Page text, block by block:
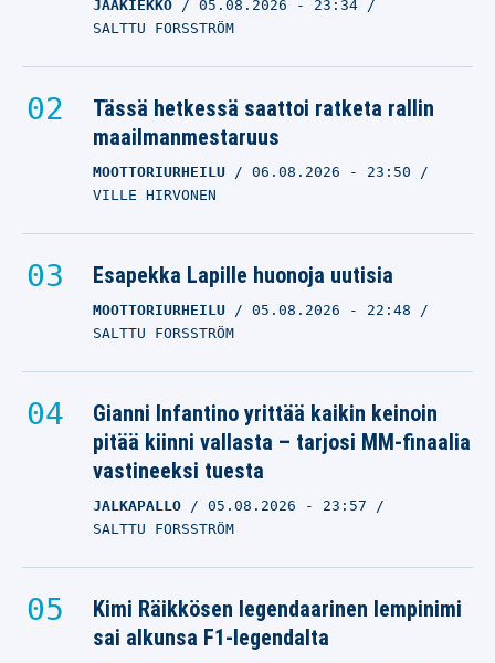
JÄÄKIEKKO 05.08.2026 - 23:34
SALTTU FORSSTRÖM
Tässä hetkessä saattoi ratketa rallin
maailmanmestaruus
MOOTTORIURHEILU 06.08.2026 - 23:50
VILLE HIRVONEN
Esapekka Lapille huonoja uutisia
MOOTTORIURHEILU 05.08.2026 - 22:48
SALTTU FORSSTRÖM
Gianni Infantino yrittää kaikin keinoin
pitää kiinni vallasta – tarjosi MM-finaalia
vastineeksi tuesta
JALKAPALLO 05.08.2026 - 23:57
SALTTU FORSSTRÖM
Kimi Räikkösen legendaarinen lempinimi
sai alkunsa F1-legendalta